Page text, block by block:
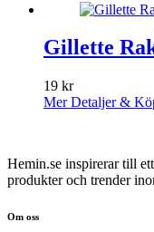
Gillette
19 kr
Mer Detaljer &
Hemin.se inspirerar till
produkter och trender
Om oss